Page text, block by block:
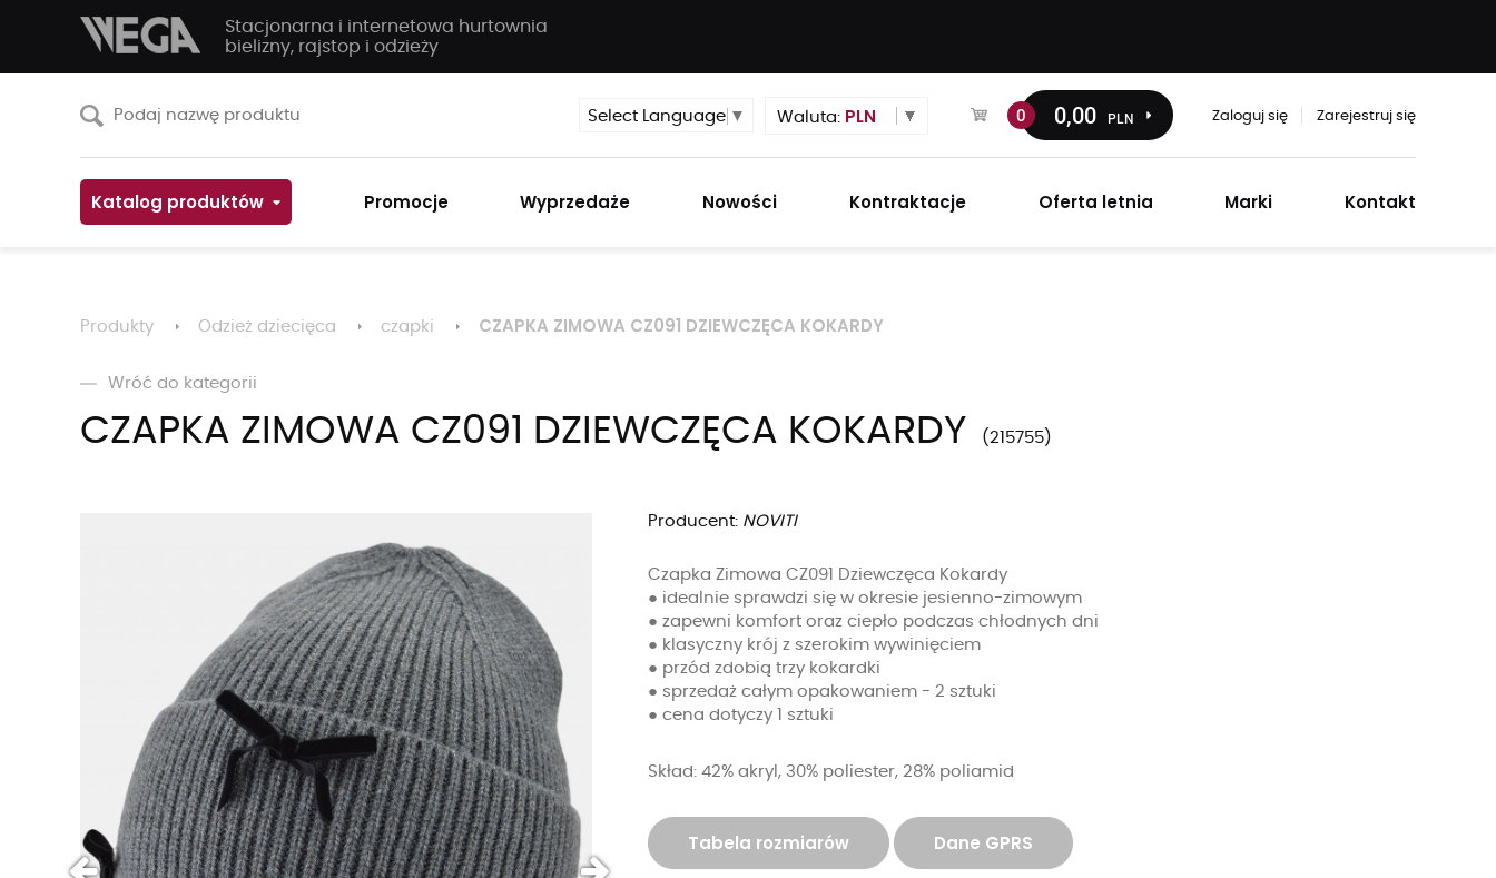
Stacjonarna i internetowa hurtownia
bielizny, rajstop i odzieży
Select Language ▼ Waluta: PLN 0 0,00 PLN Zaloguj się Zarejestruj się
Katalog produktów Promocje Wyprzedaże Nowości Kontraktacje Oferta letnia Marki Kontakt
Produkty Odzież dziecięca czapki CZAPKA ZIMOWA CZ091 DZIEWCZĘCA KOKARDY
Wróć do kategorii
CZAPKA ZIMOWA CZ091 DZIEWCZĘCA KOKARDY 215755
Producent: NOVITI
Czapka Zimowa CZ091 Dziewczęca Kokardy
● idealnie sprawdzi się w okresie jesienno-zimowym
● zapewni komfort oraz ciepło podczas chłodnych dni
● klasyczny krój z szerokim wywinięciem
● przód zdobią trzy kokardki
● sprzedaż całym opakowaniem - 2 sztuki
● cena dotyczy 1 sztuki
Skład: 42% akryl, 30% poliester, 28% poliamid
Tabela rozmiarów Dane GPRS